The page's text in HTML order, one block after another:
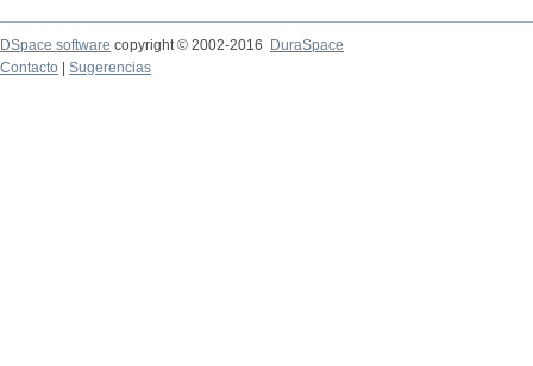
DSpace software copyright © 2002-2016
DuraSpace
Contacto
Sugerencias